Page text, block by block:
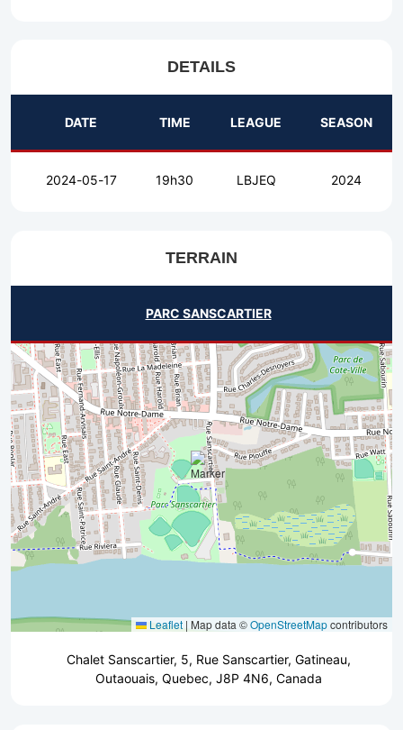
DETAILS
DATE TIME LEAGUE SEASON
2024-05-17 19h30 LBJEQ 2024
TERRAIN
PARC SANSCARTIER
Leaflet | Map data ©OpenStreetMapcontributors
Chalet Sanscartier, 5, Rue Sanscartier, Gatineau,
Outaouais, Quebec, J8P 4N6, Canada